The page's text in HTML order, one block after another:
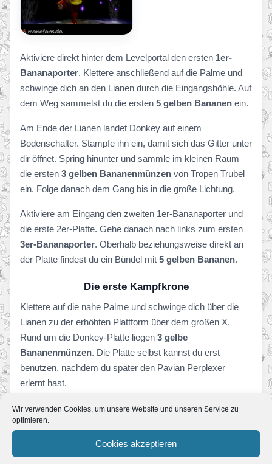
Wir verwenden Cookies, um unsere Website und unseren Service zu
optimieren.
Cookies akzeptieren
Aktiviere direkt hinter dem Levelportal den ersten 1er-
Bananaporter. Klettere anschließend auf die Palme und
schwinge dich an den Lianen durch die Eingangshöhle. Auf
dem Weg sammelst du die ersten 5 gelben Bananen ein.
Am Ende der Lianen landet Donkey auf einem
Bodenschalter. Stampfe ihn ein, damit sich das Gitter unter
dir öffnet. Spring hinunter und sammle im kleinen Raum
die ersten 3 gelben Bananenmünzen von Tropen Trubel
ein. Folge danach dem Gang bis in die große Lichtung.
Aktiviere am Eingang den zweiten 1er-Bananaporter und
die erste 2er-Platte. Gehe danach nach links zum ersten
3er-Bananaporter. Oberhalb beziehungsweise direkt an
der Platte findest du ein Bündel mit 5 gelben Bananen.
Die erste Kampfkrone
Klettere auf die nahe Palme und schwinge dich über die
Lianen zu der erhöhten Plattform über dem großen X.
Rund um die Donkey-Platte liegen 3 gelbe
Bananenmünzen. Die Platte selbst kannst du erst
benutzen, nachdem du später den Pavian Perplexer
erlernt hast.
Kehre zum Bereich bei Funkys Laden zurück. Auf einer
weiteren kleinen Plattform befindet sich die erste Battle
Arena des Spiels. Betritt die Arena und bleibe bis zum